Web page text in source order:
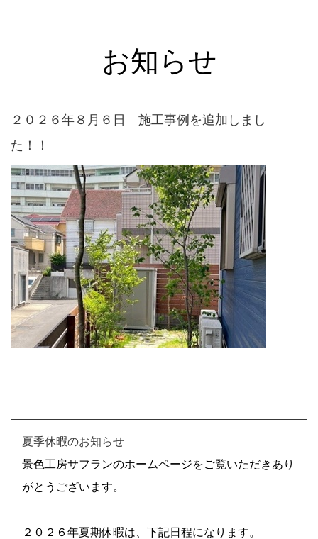
お知らせ
２０２６年８月６日 施工事例を追加しまし
た！！
上記をクリックしてください。
良く お気に入りの場所に ビフォーアフター Ｓ様邸
夏季休暇のお知らせ
景色工房サフランのホームページをご覧いただきあり
がとうございます。
２０２６年夏期休暇は、下記日程になります。